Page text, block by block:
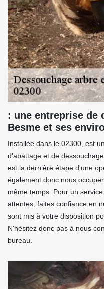
: une entreprise de
Besme et ses
Installée dans le 02300, est
d'abattage et de
est la dernière étape d'une
également donc nous
même temps. Pour un
attentes, faites confiance en
sont mis à votre disposition
N'hésitez donc pas à nous
bureau.